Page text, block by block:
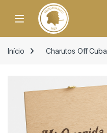
Open
Início Charutos Off Cuba